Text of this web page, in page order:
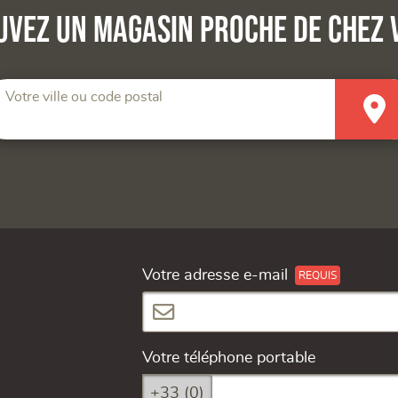
un magasin proche de chez
Votre ville ou code postal
Votre adresse e-mail
Votre téléphone portable
+33 (0)